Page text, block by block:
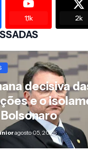
1,1k 2k
decisiva
e o
agosto 05, 2026